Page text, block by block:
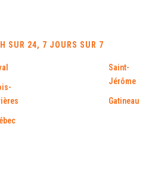
SUR 24, 7 JOURS SUR 7
Saint-
Jérôme
Gatineau